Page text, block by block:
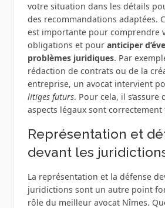
votre situation dans les détails
des recommandations adaptées.
est importante pour comprendre
obligations et pour anticiper
problèmes juridiques. Par
rédaction de contrats ou de la
entreprise, un avocat intervient
litiges futurs. Pour cela, il s’assure
aspects légaux sont correctement
Représentation et
devant les
La représentation et la défense
juridictions sont un autre point
rôle du meilleur avocat Nîmes.